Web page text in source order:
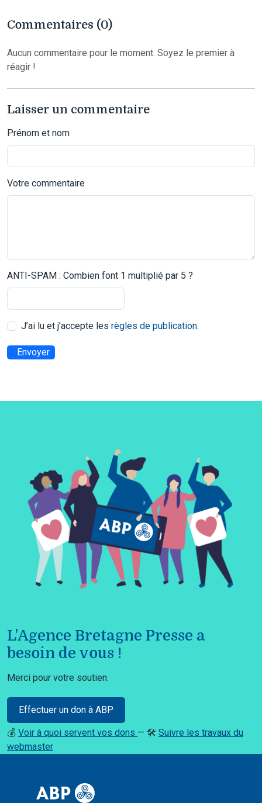
Commentaires (0)
Aucun commentaire pour le moment. Soyez le premier à
réagir !
Laisser un commentaire
Prénom et nom
Votre commentaire
ANTI-SPAM : Combien font 1 multiplié par 5 ?
J’ai lu et j’accepte les règles de publication.
Envoyer
L'Agence Bretagne Presse a
besoin de vous !
Merci pour votre soutien.
Effectuer un don à ABP
💰 Voir à quoi servent vos dons — 🛠️ Suivre les travaux du
webmaster